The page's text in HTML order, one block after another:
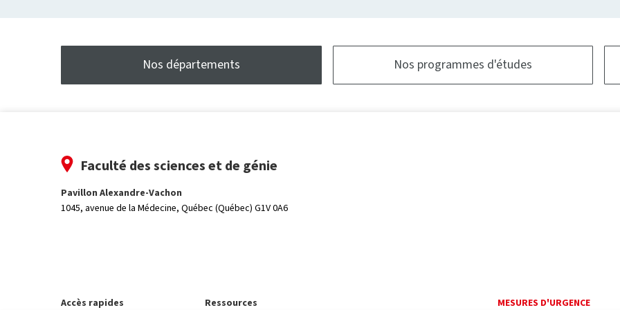
Nos départements Nos programmes d'études
Faculté des sciences et de génie
Pavillon Alexandre-Vachon
1045, avenue de la Médecine, Québec (Québec) G1V 0A6
Accès rapides Ressources MESURES D'URGENCE